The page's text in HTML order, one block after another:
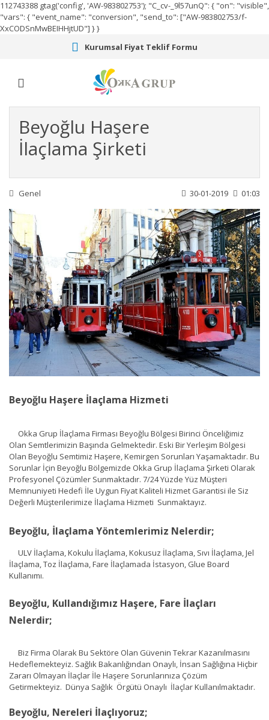
112743388 gtag('config', 'AW-983802753'); "C_cv-_9l57unQ": { "on": "visible",
"vars": { "event_name": "conversion", "send_to": ["AW-983802753/f-
XxCODSnMwBEIHHjtUD"] } }
Kurumsal Fiyat Teklif Formu
Beyoğlu Haşere
İlaçlama Şirketi
Genel 30-01-2019 01:03
Beyoğlu Haşere İlaçlama Hizmeti
Okka Grup İlaçlama Firması Beyoğlu Bölgesi Birinci Önceliğimiz
Olan Semtlerimizin Başında Gelmektedir. Eski Bir Yerleşim Bölgesi
Olan Beyoğlu Semtimiz Haşere, Kemirgen Sorunları Yaşamaktadır. Bu
Sorunlar İçin Beyoğlu Bölgemizde Okka Grup İlaçlama Şirketi Olarak
Profesyonel Çözümler Sunmaktadır. 7/24 Yüzde Yüz Müşteri
Memnuniyeti Hedefi İle Uygun Fiyat Kaliteli Hizmet Garantisi ile Siz
Değerli Müşterilerimize İlaçlama Hizmeti Sunmaktayız.
Beyoğlu, İlaçlama Yöntemlerimiz Nelerdir;
ULV İlaçlama, Kokulu İlaçlama, Kokusuz İlaçlama, Sıvı İlaçlama, Jel
İlaçlama, Toz İlaçlama, Fare İlaçlamada İstasyon, Glue Board
Kullanımı.
Beyoğlu, Kullandığımız Haşere, Fare İlaçları
Nelerdir;
Biz Firma Olarak Bu Sektöre Olan Güvenin Tekrar Kazanılmasını
Hedeflemekteyiz. Sağlık Bakanlığından Onaylı, İnsan Sağlığına Hiçbir
Zararı Olmayan İlaçlar İle Haşere Sorunlarınıza Çözüm
Getirmekteyiz. Dünya Sağlık Örgütü Onaylı İlaçlar Kullanılmaktadır.
Beyoğlu, Nereleri İlaçlıyoruz;